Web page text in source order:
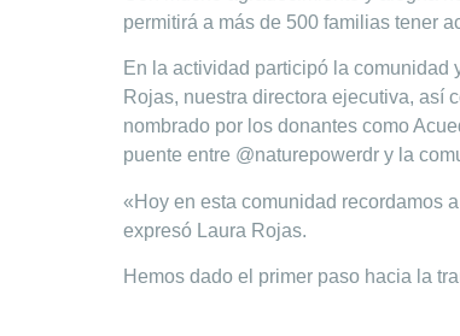
permitirá a más de 500 familias tener
En la actividad participó la comunidad
Rojas, nuestra directora ejecutiva, así
nombrado por los donantes como
puente entre @naturepowerdr y la
«Hoy en esta comunidad recordamos
expresó Laura Rojas.
Hemos dado el primer paso hacia la